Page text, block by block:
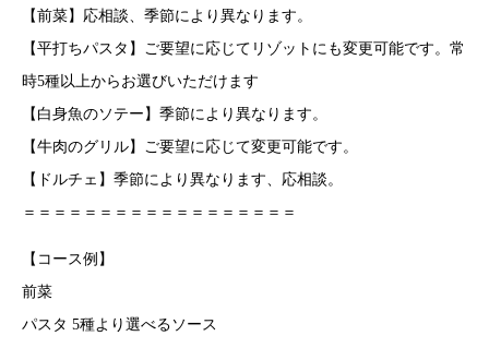
【前菜】応相談、季節により異なります。
【平打ちパスタ】ご要望に応じてリゾットにも変更可能です。常
時5種以上からお選びいただけます
【白身魚のソテー】季節により異なります。
【牛肉のグリル】ご要望に応じて変更可能です。
【ドルチェ】季節により異なります、応相談。
＝＝＝＝＝＝＝＝＝＝＝＝＝＝＝＝＝＝
【コース例】
前菜
パスタ 5種より選べるソース